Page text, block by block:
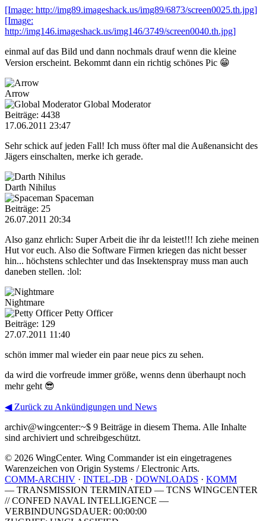
[Image: http://img89.imageshack.us/img89/6873/screen0025.th.jpg]
[Image:
http://img146.imageshack.us/img146/3749/screen0040.th.jpg]
einmal auf das Bild und dann nochmals drauf wenn die kleine
Version erscheint. Bekommt dann ein richtig schönes Pic 😁
Arrow
Global Moderator
Beiträge: 4438
17.06.2011 23:47
Sehr schick auf jeden Fall! Ich muss öfter mal die Außenansicht des
Jägers einschalten, merke ich gerade.
Darth Nihilus
Spaceman
Beiträge: 25
26.07.2011 20:34
Also ganz ehrlich: Super Arbeit die ihr da leistet!!! Ich ziehe meinen
Hut vor euch. Also die Software Firmen kriegen das nicht besser
hin... höchstens schlechter und das Insektenspray muss man auch
daneben stellen. :lol:
Nightmare
Petty Officer
Beiträge: 129
27.07.2011 11:40
schön immer mal wieder ein paar neue pics zu sehen.
da wird die vorfreude immer größe, wenns denn überhaupt noch
mehr geht 😎
◀ Zurück zu Ankündigungen und News
archiv@wingcenter:~$ 9 Beiträge in diesem Thema. Alle Inhalte
sind archiviert und schreibgeschützt.
© 2026 WingCenter. Wing Commander ist ein eingetragenes
Warenzeichen von Origin Systems / Electronic Arts.
COMM-ARCHIV · INTEL-DB · DOWNLOADS · KOMM
— TRANSMISSION TERMINATED — TCNS WINGCENTER
// CONFED NAVAL INTELLIGENCE —
VERBINDUNGSDAUER: 00:00:00